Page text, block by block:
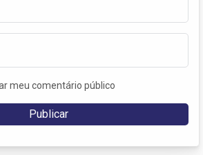
meu comentário público